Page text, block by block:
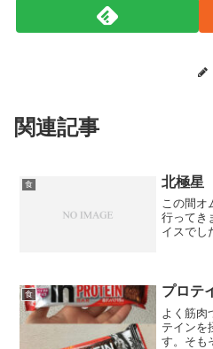
関連記事
食 北極星
この間オ
行ってき
イスでし
です。
食 プロテ
よく筋肉
テインを
す。そも